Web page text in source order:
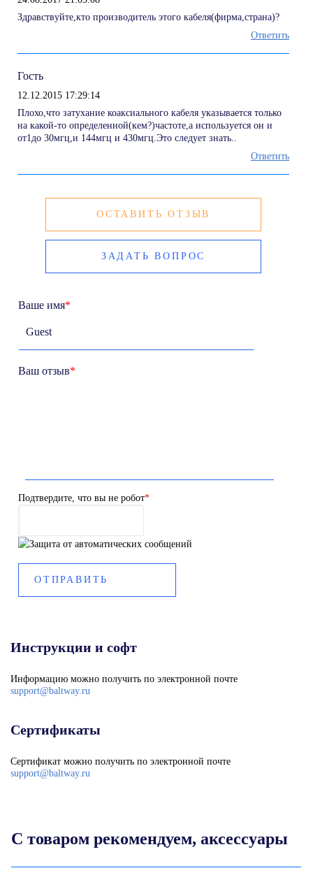
Здравствуйте,кто производитель этого кабеля(фирма,страна)?
Ответить
Гость
12.12.2015 17:29:14
Плохо,что затухание коаксиального кабеля указывается только
на какой-то определенной(кем?)частоте,а используется он и
от1до 30мгц,и 144мгц и 430мгц.Это следует знать..
Ответить
ОСТАВИТЬ ОТЗЫВ
ЗАДАТЬ ВОПРОС
Ваше имя*
Ваш отзыв*
Подтвердите, что вы не робот*
Инструкции и софт
Информацию можно получить по электронной почте
support@baltway.ru
Сертификаты
Сертификат можно получить по электронной почте
support@baltway.ru
С товаром рекомендуем, аксессуары